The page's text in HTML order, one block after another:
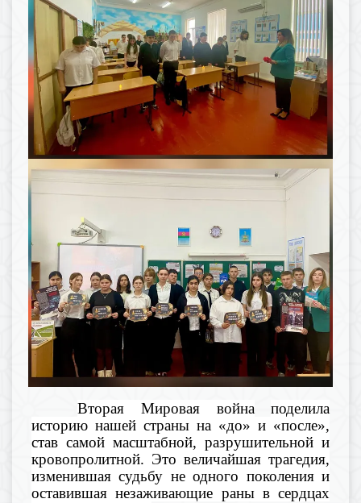
Вторая Мировая война
поделила
историю нашей страны на «до» и «после»,
став самой масштабной, разрушительной и
кровопролитной. Это величайшая трагедия,
изменившая судьбу неодного поколения и
оставившая незаживающие раны в сердцах